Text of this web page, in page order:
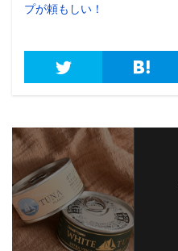
プが頼もしい！